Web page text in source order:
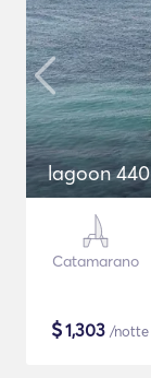
lagoon 440
Catamarano
$1,303 /notte